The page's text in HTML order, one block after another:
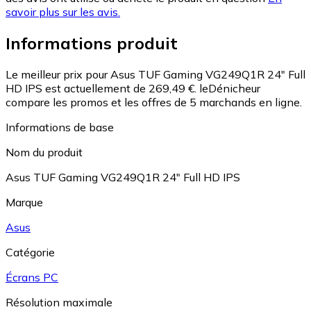
savoir plus sur les avis.
Informations produit
Le meilleur prix pour Asus TUF Gaming VG249Q1R 24" Full
HD IPS est actuellement de 269,49 €. leDénicheur
compare les promos et les offres de 5 marchands en ligne.
Informations de base
Nom du produit
Asus TUF Gaming VG249Q1R 24" Full HD IPS
Marque
Asus
Catégorie
Écrans PC
Résolution maximale